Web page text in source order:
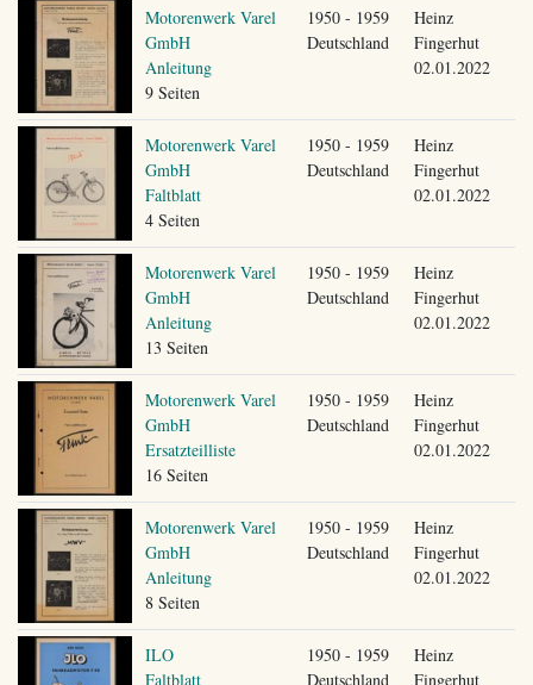
Motorenwerk Varel
GmbH
Anleitung
9 Seiten
1950 - 1959
Deutschland
Heinz
Fingerhut
02.01.2022
Motorenwerk Varel
GmbH
Faltblatt
4 Seiten
1950 - 1959
Deutschland
Heinz
Fingerhut
02.01.2022
Motorenwerk Varel
GmbH
Anleitung
13 Seiten
1950 - 1959
Deutschland
Heinz
Fingerhut
02.01.2022
Motorenwerk Varel
GmbH
Ersatzteilliste
16 Seiten
1950 - 1959
Deutschland
Heinz
Fingerhut
02.01.2022
Motorenwerk Varel
GmbH
Anleitung
8 Seiten
1950 - 1959
Deutschland
Heinz
Fingerhut
02.01.2022
ILO
Faltblatt
1950 - 1959
Deutschland
Heinz
Fingerhut